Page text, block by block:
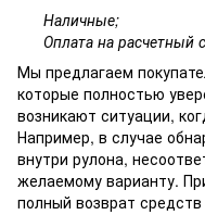
Наличные;
Оплата на расчетный
Мы предлагаем
которые полностью
возникают ситуации,
Например, в случае
внутри рулона,
желаемому варианту.
полный возврат